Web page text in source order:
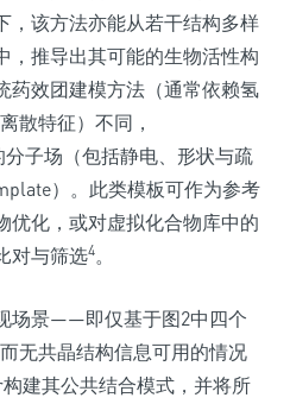
，该方法亦能从若干结构多样
，推导出其可能的生物活性构
药效团建模方法（通常依赖氢
散特征）不同，
子场（包括静电、形状与疏
）。此类模板可作为参考
优化，或对虚拟化合物库中的
对与筛选4。
场景——即仅基于图2中四个
无共晶结构信息可用的情况
建其公共结合模式，并将所